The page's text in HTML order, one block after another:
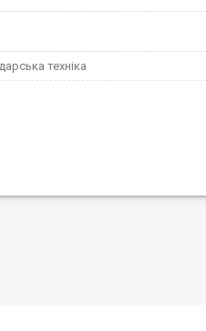
техніка